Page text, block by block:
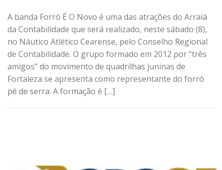
A banda Forró É O Novo é uma das atrações do Arraiá
da Contabilidade que será realizado, neste sábado (8),
no Náutico Atlético Cearense, pelo Conselho Regional
de Contabilidade. O grupo formado em 2012 por “três
amigos” do movimento de quadrilhas juninas de
Fortaleza se apresenta como representante do forró
pé de serra. A formação é […]